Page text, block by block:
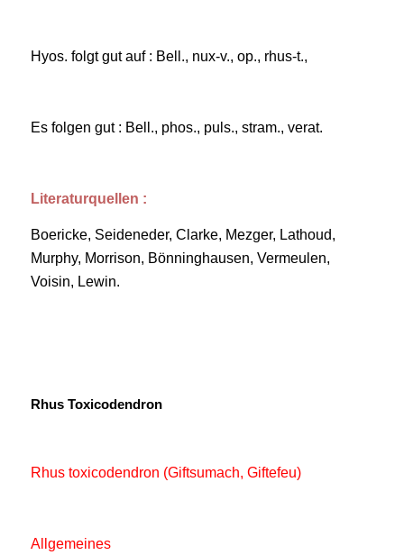
Hyos. folgt gut auf : Bell., nux-v., op., rhus-t.,
Es folgen gut : Bell., phos., puls., stram., verat.
Literaturquellen :
Boericke, Seideneder, Clarke, Mezger, Lathoud,
Murphy, Morrison, Bönninghausen, Vermeulen,
Voisin, Lewin.
Rhus Toxicodendron
Rhus toxicodendron (Giftsumach, Giftefeu)
Allgemeines